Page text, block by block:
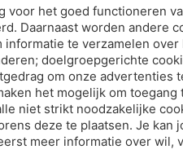
Let op,
voor het goed functioneren
Daarnaast worden andere
te verzamelen over
doelgroepgerichte
om onze advertenties
het mogelijk om toegang
niet strikt noodzakelijke
deze te plaatsen. Je kan
meer informatie over wil,